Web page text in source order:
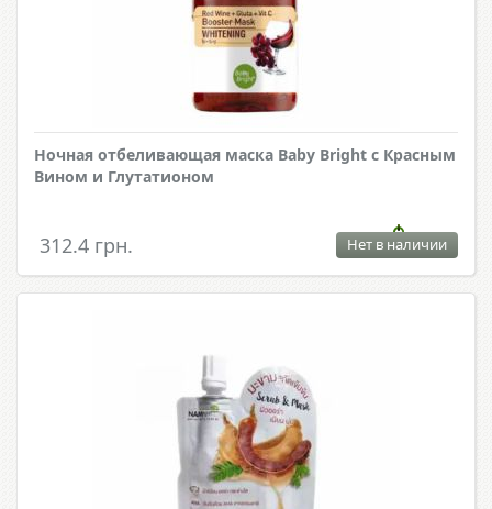
Ночная отбеливающая маска Baby Bright с Красным
Вином и Глутатионом
312.4 грн. Нет в наличии